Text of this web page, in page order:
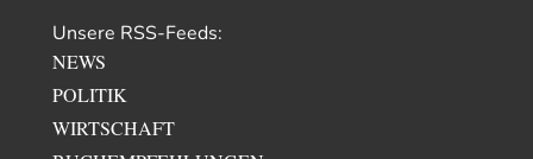
YaSavor 23 Stunden zu:
Dissonanzen
Kleine Korrektur: Anders als Moshe Zuckermann schildet gab es in den
1960er und 1970er Jahren…
Wolfgang Wirthvor 23 Stunden zu:
Unsere RSS-Feeds:
NEWS
POLITIK
WIRTSCHAFT